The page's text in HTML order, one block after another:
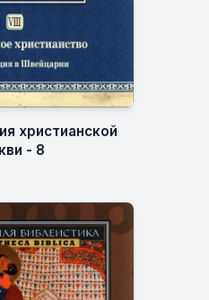
христианской
- 8